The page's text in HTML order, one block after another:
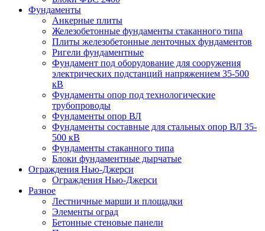
Фундаменты
Анкерные плиты
Железобетонные фундаменты стаканного типа
Плиты железобетонные ленточных фундаментов
Ригели фундаментные
Фундамент под оборудование для сооружения
электрических подстанций напряжением 35-500
кВ
Фундаменты опор под технологические
трубопроводы
Фундаменты опор ВЛ
Фундаменты составные для стальных опор ВЛ 35-
500 кВ
Фундаменты стаканного типа
Блоки фундаментные дырчатые
Ограждения Нью-Джерси
Ограждения Нью-Джерси
Разное
Лестничные марши и площадки
Элементы оград
Бетонные стеновые панели